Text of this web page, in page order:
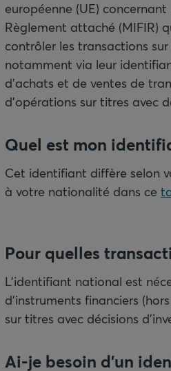
européenne (UE)
Règlement attaché (MIFIR)
contrôler les transactions
notamment via leur
d'achats et de ventes de
d'opérations sur titres avec
Quel est mon
Cet identifiant diffère selon
à votre nationalité dans ce
Pour quelles
L'identifiant national est
d'instruments financiers
sur titres avec décisions